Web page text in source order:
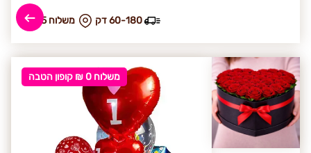
₪ משלוח 25 60-180 דק
משלוח 0 ₪ קופון הטבה